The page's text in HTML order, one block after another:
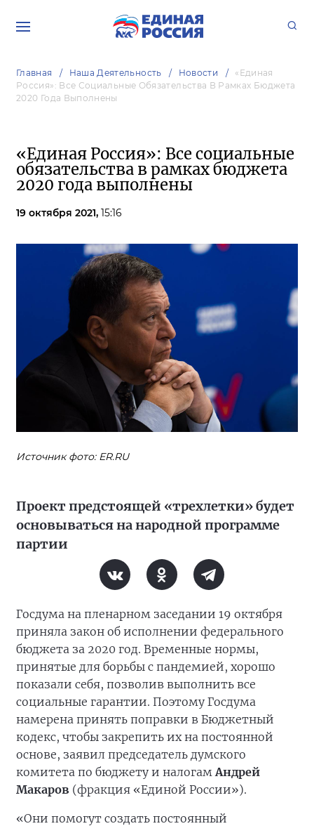
Главная Наша Деятельность Новости
«Единая
Россия»: Все Социальные Обязательства В Рамках Бюджета
2020 Года Выполнены
«Единая Россия»: Все социальные
обязательства в рамках бюджета
2020 года выполнены
19 октября 2021, 15:16
Источник фото: ER.RU
Проект предстоящей «трехлетки» будет
основываться на народной программе
партии
Госдума на пленарном заседании 19 октября
приняла закон об исполнении федерального
бюджета за 2020 год. Временные нормы,
принятые для борьбы с пандемией, хорошо
показали себя, позволив выполнить все
социальные гарантии. Поэтому Госдума
намерена принять поправки в Бюджетный
кодекс, чтобы закрепить их на постоянной
основе, заявил председатель думского
комитета по бюджету и налогамАндрей
Макаров (фракция «Единой России»).
«Они помогут создать постоянный